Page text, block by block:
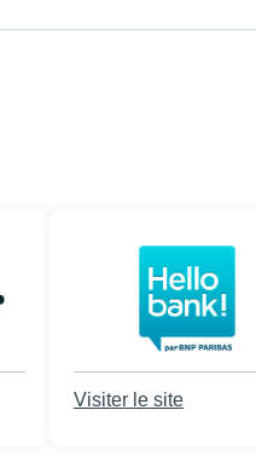
Visiter le site